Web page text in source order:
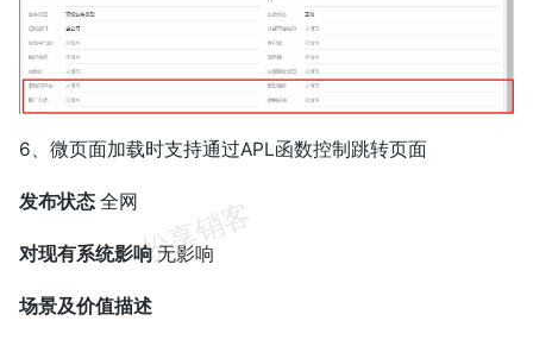
6、微页面加载时支持通过APL函数控制跳转页面
发布状态 全网
对现有系统影响无影响
场景及价值描述